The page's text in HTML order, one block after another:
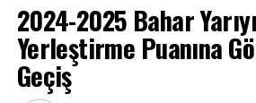
2024-2025 Bahar
Yerleştirme Puanına
Geçiş